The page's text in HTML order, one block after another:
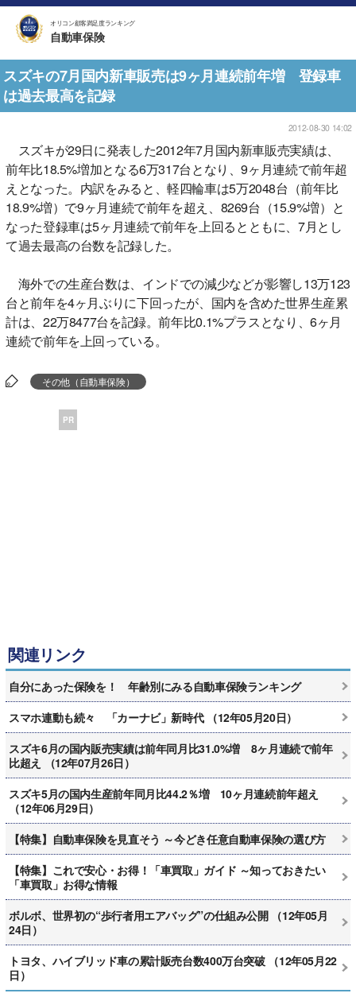
オリコン顧客満足度ランキング
自動車保険
スズキの7月国内新車販売は9ヶ月連続前年増 登録車
は過去最高を記録
2012-08-30 14:02
スズキが29日に発表した2012年7月国内新車販売実績は、
前年比18.5%増加となる6万317台となり、9ヶ月連続で前年超
えとなった。内訳をみると、軽四輪車は5万2048台（前年比
18.9%増）で9ヶ月連続で前年を超え、8269台（15.9%増）と
なった登録車は5ヶ月連続で前年を上回るとともに、7月とし
て過去最高の台数を記録した。
海外での生産台数は、インドでの減少などが影響し13万123
台と前年を4ヶ月ぶりに下回ったが、国内を含めた世界生産累
計は、22万8477台を記録。前年比0.1%プラスとなり、6ヶ月
連続で前年を上回っている。
その他（自動車保険）
PR
関連リンク
自分にあった保険を！ 年齢別にみる自動車保険ランキング
スマホ連動も続々 「カーナビ」新時代 （12年05月20日）
スズキ6月の国内販売実績は前年同月比31.0%増 8ヶ月連続で前年
比超え （12年07月26日）
スズキ5月の国内生産前年同月比44.2％増 10ヶ月連続前年超え
（12年06月29日）
【特集】自動車保険を見直そう ～今どき任意自動車保険の選び方
【特集】これで安心・お得！「車買取」ガイド ～知っておきたい
「車買取」お得な情報
ボルボ、世界初の“歩行者用エアバッグ”の仕組み公開 （12年05月
24日）
トヨタ、ハイブリッド車の累計販売台数400万台突破 （12年05月22
日）